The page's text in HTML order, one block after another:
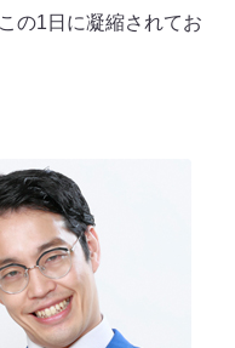
の1日に凝縮されてお